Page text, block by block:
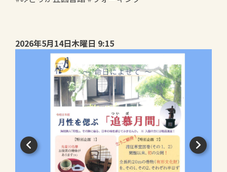
2026年5月14日木曜日 9:15